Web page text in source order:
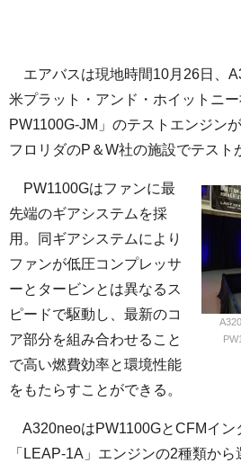
エアバスは現地時間10月26日、
米プラット・アンド・ホイットニ
PW1100G-JM」のテストエンジン
フロリダのP＆W社の施設でテスト
PW1100Gはファンに最
先端のギアシステムを採
用。同ギアシステムにより
ファンが低圧コンプレッサ
ーとタービンとは異なるス
ピードで駆動し、最新のコ
ア部分を組み合わせること
で高い燃費効率と環境性能
をもたらすことができる。
A320neoはPW1100GとCFMイン
「LEAP-1A」エンジンの2種類か